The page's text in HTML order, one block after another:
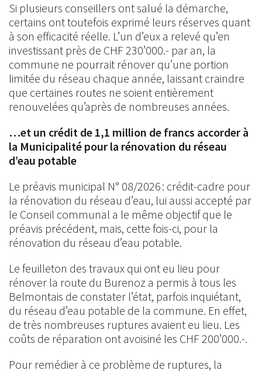
Si plusieurs conseillers ont salué la démarche,
certains ont toutefois exprimé leurs réserves quant
à son efficacité réelle. L’un d’eux a relevé qu’en
investissant près de CHF 230’000.- par an, la
commune ne pourrait rénover qu’une portion
limitée du réseau chaque année, laissant craindre
que certaines routes ne soient entièrement
renouvelées qu’après de nombreuses années.
…et un crédit de 1,1 million de francs accorder à
la Municipalité pour la rénovation du réseau
d’eau potable
Le préavis municipal N° 08/2026 : crédit-cadre pour
la rénovation du réseau d’eau, lui aussi accepté par
le Conseil communal a le même objectif que le
préavis précédent, mais, cette fois-ci, pour la
rénovation du réseau d’eau potable.
Le feuilleton des travaux qui ont eu lieu pour
rénover la route du Burenoz a permis à tous les
Belmontais de constater l’état, parfois inquiétant,
du réseau d’eau potable de la commune. En effet,
de très nombreuses ruptures avaient eu lieu. Les
coûts de réparation ont avoisiné les CHF 200’000.-.
Pour remédier à ce problème de ruptures, la